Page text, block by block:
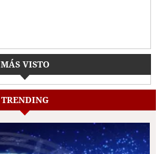
MÁS VISTO
TRENDING